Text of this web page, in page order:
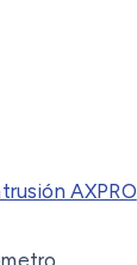
AXPRO